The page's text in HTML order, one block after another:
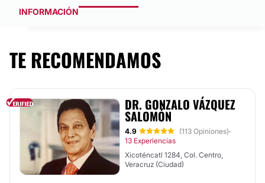
INFORMACIÓN
TE RECOMENDAMOS
DR. GONZALO VÁZQUEZ
SALOMÓN
4.9 (113 Opiniones)·
13 Experiencias
Xicoténcatl 1284, Col. Centro,
Veracruz (Ciudad)